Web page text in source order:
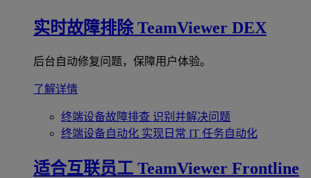
实时故障排除 TeamViewer DEX
后台自动修复问题，保障用户体验。
了解详情
终端设备故障排查 识别并解决问题
终端设备自动化 实现日常 IT 任务自动化
适合互联员工 TeamViewer Frontline